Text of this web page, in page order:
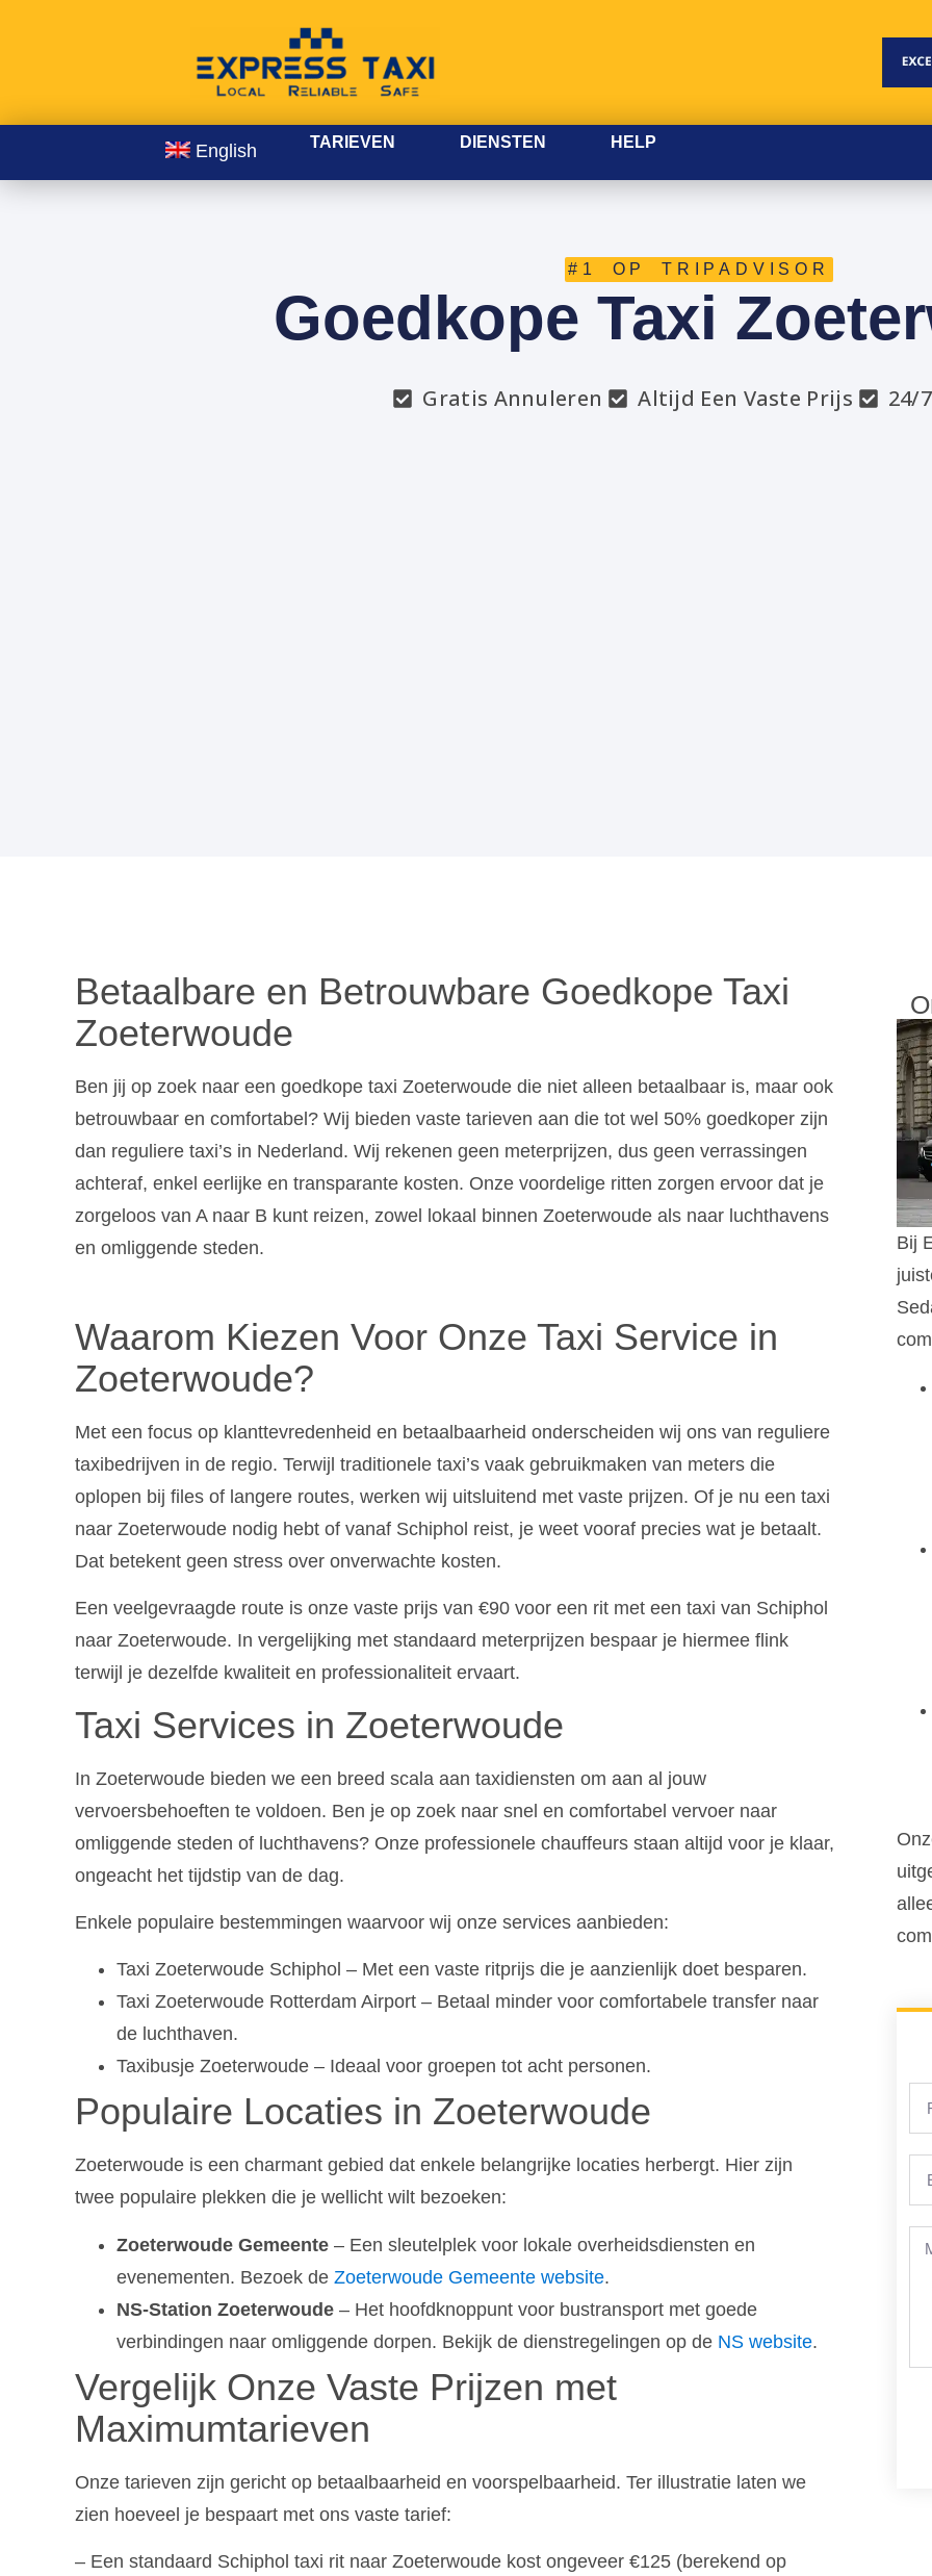
English TARIEVEN DIENSTEN HELP
#1 OP TRIPADVISOR
Goedkope Taxi
Gratis Annuleren Altijd Een Vaste Prijs 24/
Betaalbare en Betrouwbare Goedkope Taxi
Zoeterwoude
Ben jij op zoek naar een goedkope taxi Zoeterwoude die niet alleen betaalbaar is, maar ook
betrouwbaar en comfortabel? Wij bieden vaste tarieven aan die tot wel 50% goedkoper zijn
dan reguliere taxi’s in Nederland. Wij rekenen geen meterprijzen, dus geen verrassingen
achteraf, enkel eerlijke en transparante kosten. Onze voordelige ritten zorgen ervoor dat je
zorgeloos van A naar B kunt reizen, zowel lokaal binnen Zoeterwoude als naar luchthavens
en omliggende steden.
Waarom Kiezen Voor Onze Taxi Service in
Zoeterwoude?
Met een focus op klanttevredenheid en betaalbaarheid onderscheiden wij ons van reguliere
taxibedrijven in de regio. Terwijl traditionele taxi’s vaak gebruikmaken van meters die
oplopen bij files of langere routes, werken wij uitsluitend met vaste prijzen. Of je nu een taxi
naar Zoeterwoude nodig hebt of vanaf Schiphol reist, je weet vooraf precies wat je betaalt.
Dat betekent geen stress over onverwachte kosten.
Een veelgevraagde route is onze vaste prijs van €90 voor een rit met een taxi van Schiphol
naar Zoeterwoude. In vergelijking met standaard meterprijzen bespaar je hiermee flink
terwijl je dezelfde kwaliteit en professionaliteit ervaart.
Taxi Services in Zoeterwoude
In Zoeterwoude bieden we een breed scala aan taxidiensten om aan al jouw
vervoersbehoeften te voldoen. Ben je op zoek naar snel en comfortabel vervoer naar
omliggende steden of luchthavens? Onze professionele chauffeurs staan altijd voor je klaar,
ongeacht het tijdstip van de dag.
Enkele populaire bestemmingen waarvoor wij onze services aanbieden:
Taxi Zoeterwoude Schiphol – Met een vaste ritprijs die je aanzienlijk doet besparen.
Taxi Zoeterwoude Rotterdam Airport – Betaal minder voor comfortabele transfer naar
de luchthaven.
Taxibusje Zoeterwoude – Ideaal voor groepen tot acht personen.
Populaire Locaties in Zoeterwoude
Zoeterwoude is een charmant gebied dat enkele belangrijke locaties herbergt. Hier zijn
twee populaire plekken die je wellicht wilt bezoeken:
Zoeterwoude Gemeente – Een sleutelplek voor lokale overheidsdiensten en
evenementen. Bezoek de Zoeterwoude Gemeente website.
NS-Station Zoeterwoude – Het hoofdknoppunt voor bustransport met goede
verbindingen naar omliggende dorpen. Bekijk de dienstregelingen op de NS website.
Vergelijk Onze Vaste Prijzen met
Maximumtarieven
Onze tarieven zijn gericht op betaalbaarheid en voorspelbaarheid. Ter illustratie laten we
zien hoeveel je bespaart met ons vaste tarief:
– Een standaard Schiphol taxi rit naar Zoeterwoude kost ongeveer €125 (berekend op
Bij